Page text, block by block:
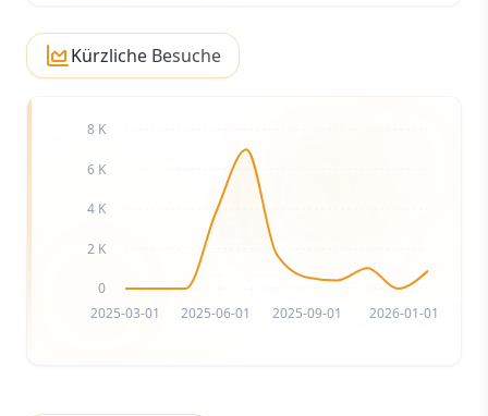
Kürzliche Besuche
2025-03-01 2025-06-01 2025-09-01 2026-01-01
0
2 K
4 K
6 K
8 K